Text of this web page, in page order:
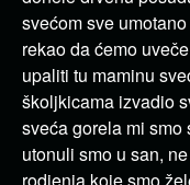
svećom sve
rekao da ćemo
upaliti tu maminu
školjkicama izvadio
sveća gorela mi
utonuli smo u san,